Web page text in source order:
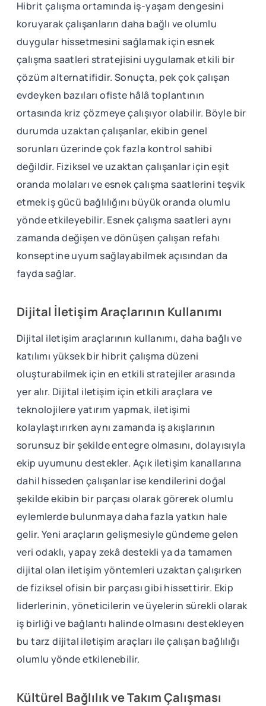
Hibrit çalışma ortamında iş-yaşam dengesini
koruyarak çalışanların daha bağlı ve olumlu
duygular hissetmesini sağlamak için esnek
çalışma saatleri stratejisini uygulamak etkili bir
çözüm alternatifidir. Sonuçta, pek çok çalışan
evdeyken bazıları ofiste hâlâ toplantının
ortasında kriz çözmeye çalışıyor olabilir. Böyle bir
durumda uzaktan çalışanlar, ekibin genel
sorunları üzerinde çok fazla kontrol sahibi
değildir. Fiziksel ve uzaktan çalışanlar için eşit
oranda molaları ve esnek çalışma saatlerini teşvik
etmek iş gücü bağlılığını büyük oranda olumlu
yönde etkileyebilir. Esnek çalışma saatleri aynı
zamanda değişen ve dönüşen çalışan refahı
konseptine uyum sağlayabilmek açısından da
fayda sağlar.
Dijital İletişim Araçlarının Kullanımı
Dijital iletişim araçlarının kullanımı, daha bağlı ve
katılımı yüksek bir hibrit çalışma düzeni
oluşturabilmek için en etkili stratejiler arasında
yer alır. Dijital iletişim için etkili araçlara ve
teknolojilere yatırım yapmak, iletişimi
kolaylaştırırken aynı zamanda iş akışlarının
sorunsuz bir şekilde entegre olmasını, dolayısıyla
ekip uyumunu destekler. Açık iletişim kanallarına
dahil hisseden çalışanlar ise kendilerini doğal
şekilde ekibin bir parçası olarak görerek olumlu
eylemlerde bulunmaya daha fazla yatkın hale
gelir. Yeni araçların gelişmesiyle gündeme gelen
veri odaklı, yapay zekâ destekli ya da tamamen
dijital olan iletişim yöntemleri uzaktan çalışırken
de fiziksel ofisin bir parçası gibi hissettirir. Ekip
liderlerinin, yöneticilerin ve üyelerin sürekli olarak
iş birliği ve bağlantı halinde olmasını destekleyen
bu tarz dijital iletişim araçları ile çalışan bağlılığı
olumlu yönde etkilenebilir.
Kültürel Bağlılık ve Takım Çalışması